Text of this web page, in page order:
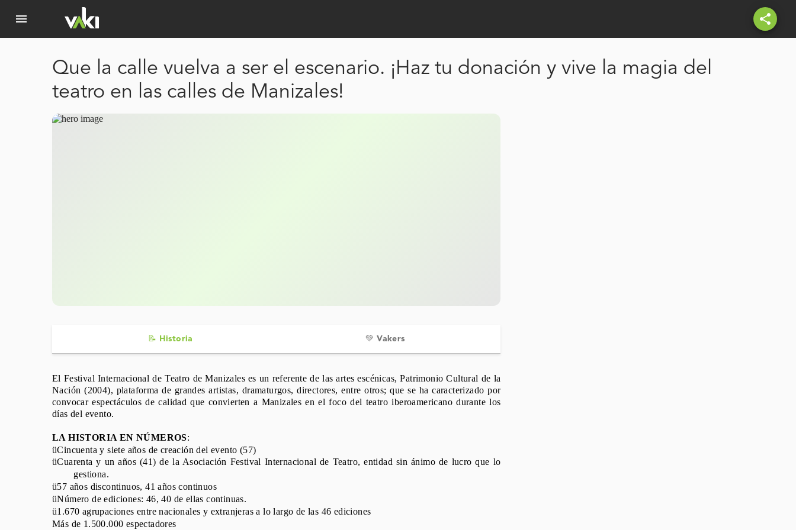
menu share
Que la calle vuelva a ser el escenario. ¡Haz tu donación y vive la magia del
teatro en las calles de Manizales!
📝 Historia 💚 Vakers
El Festival Internacional de Teatro de Manizales es un referente de las artes escénicas, Patrimonio Cultural de la
Nación (2004), plataforma de grandes artistas, dramaturgos, directores, entre otros; que se ha caracterizado por
convocar espectáculos de calidad que convierten a Manizales en el foco del teatro iberoamericano durante los
días del evento.
LA HISTORIA EN NÚMEROS:
üCincuenta y siete años de creación del evento (57)
üCuarenta y un años (41) de la Asociación Festival Internacional de Teatro, entidad sin ánimo de lucro que lo
gestiona.
ü57 años discontinuos, 41años continuos
üNúmero de ediciones: 46, 40 de ellas continuas.
ü1.670 agrupaciones entre nacionales y extranjeras a lo largo de las 46 ediciones
Más de 1.500.000 espectadores